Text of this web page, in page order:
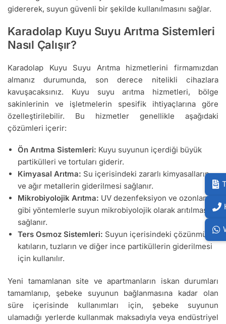
gidererek, suyun güvenli bir şekilde kullanılmasını sağlar.
Karadolap Kuyu Suyu Arıtma Sistemleri
Nasıl Çalışır?
Karadolap Kuyu Suyu Arıtma hizmetlerini firmamızdan
almanız durumunda, son derece nitelikli cihazlara
kavuşacaksınız. Kuyu suyu arıtma hizmetleri, bölge
sakinlerinin ve işletmelerin spesifik ihtiyaçlarına göre
özelleştirilebilir. Bu hizmetler genellikle aşağıdaki
çözümleri içerir:
Ön Arıtma Sistemleri: Kuyu suyunun içerdiği büyük
partikülleri ve tortuları giderir.
Kimyasal Arıtma: Su içerisindeki zararlı kimyasalların
ve ağır metallerin giderilmesi sağlanır.
Mikrobiyolojik Arıtma: UV dezenfeksiyon ve ozonlama
gibi yöntemlerle suyun mikrobiyolojik olarak arıtılması
sağlanır.
Ters Osmoz Sistemleri: Suyun içerisindeki çözünmüş
katıların, tuzların ve diğer ince partiküllerin giderilmesi
için kullanılır.
Yeni tamamlanan site ve apartmanların iskan durumları
tamamlanıp, şebeke suyunun bağlanmasına kadar olan
süre içerisinde kullanımları için, şebeke suyunun
ulamadığı yerlerde kullanmak maksadıyla veya endüstriyel